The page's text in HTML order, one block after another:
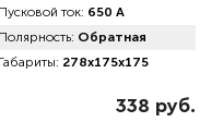
Пусковой ток: 650 А
Полярность: Обратная
Габариты: 278x175x175
338 руб.